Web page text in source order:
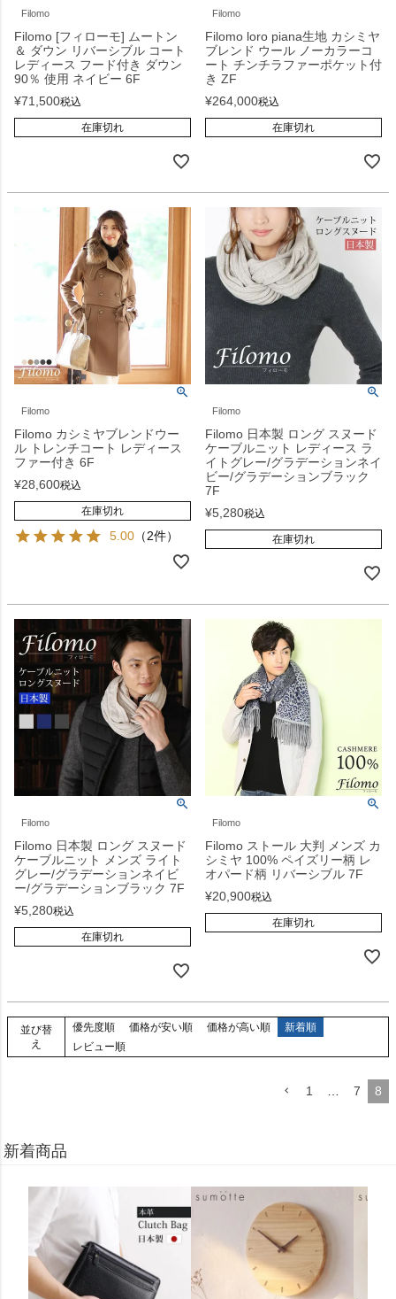
Filomo
Filomo [フィローモ] ムートン
＆ ダウン リバーシブル コート
レディース フード付き ダウン
90％ 使用 ネイビー 6F
¥71,500税込
在庫切れ
Filomo
Filomo loro piana生地 カシミヤ
ブレンド ウール ノーカラーコ
ート チンチラファーポケット付
き ZF
¥264,000税込
在庫切れ
Filomo
Filomo カシミヤブレンドウー
ル トレンチコート レディース
ファー付き 6F
¥28,600税込
在庫切れ
5.00 （2件）
Filomo
Filomo 日本製 ロング スヌード
ケーブルニット レディース ラ
イトグレー/グラデーションネイ
ビー/グラデーションブラック
7F
¥5,280税込
在庫切れ
Filomo
Filomo 日本製 ロング スヌード
ケーブルニット メンズ ライト
グレー/グラデーションネイビ
ー/グラデーションブラック 7F
¥5,280税込
在庫切れ
Filomo
Filomo ストール 大判 メンズ カ
シミヤ 100% ペイズリー柄 レ
オパード柄 リバーシブル 7F
¥20,900税込
在庫切れ
並び替
え
優先度順 価格が安い順 価格が高い順
新着順
レビュー順
1 7 8
新着商品